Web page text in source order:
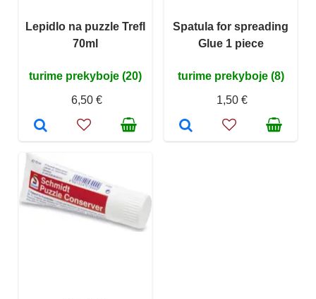
Lepidlo na puzzle Trefl
70ml
turime prekyboje (20)
6,50 €
Spatula for spreading
Glue 1 piece
turime prekyboje (8)
1,50 €